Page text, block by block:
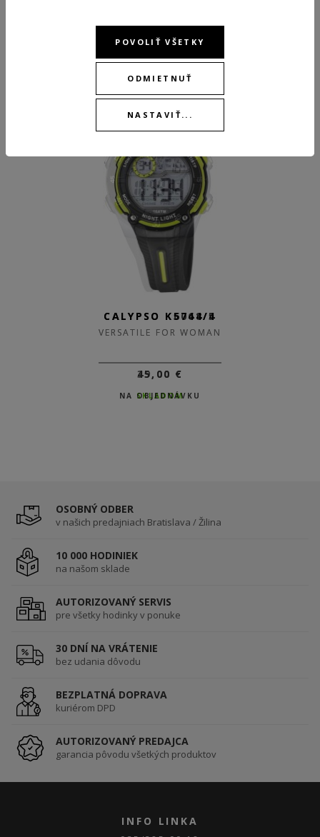
CALYPSO K6068/5
VERSATILE FOR WOMAN
39,00 €
NA OBJEDNÁVKU
CALYPSO K5744/4
VERSATILE FOR WOMAN
45,00 €
SKLADOM
OSOBNÝ ODBER
v našich predajniach Bratislava / Žilina
10 000 HODINIEK
na našom sklade
AUTORIZOVANÝ SERVIS
pre všetky hodinky v ponuke
30 DNÍ NA VRÁTENIE
bez udania dôvodu
BEZPLATNÁ DOPRAVA
kuriérom DPD
AUTORIZOVANÝ PREDAJCA
garancia pôvodu všetkých produktov
INFO LINKA
POVOLIŤ VŠETKY
ODMIETNUŤ
NASTAVIŤ...